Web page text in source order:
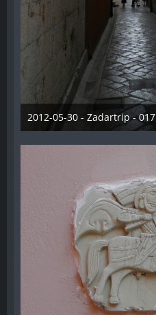
2012-05-30 - Zadartrip - 017
28. Dezember 2012